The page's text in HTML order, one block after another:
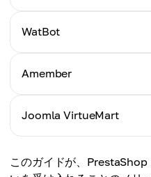
チュートリアル
WatBot
チュートリアル
Amember
チュートリアル
Joomla VirtueMart
ここをクリック
このガイドが、